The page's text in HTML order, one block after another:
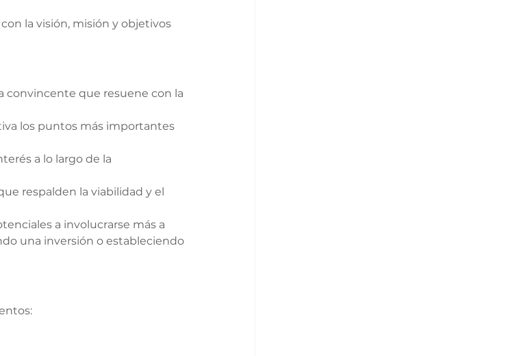
la visión, misión y objetivos
convincente que resuene con la
los puntos más importantes
a lo largo de la
respalden la viabilidad y el
a involucrarse más a
una inversión o estableciendo